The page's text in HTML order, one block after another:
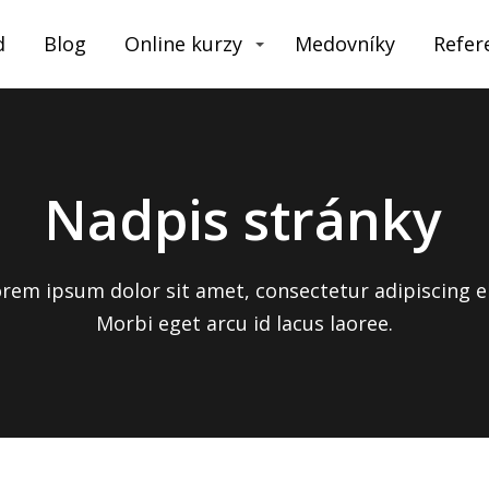
Blog Online kurzy Medovníky
Nadpis stránky
ipsum dolor sit amet, consectetur adipiscing
Morbi eget arcu id lacus laoree.